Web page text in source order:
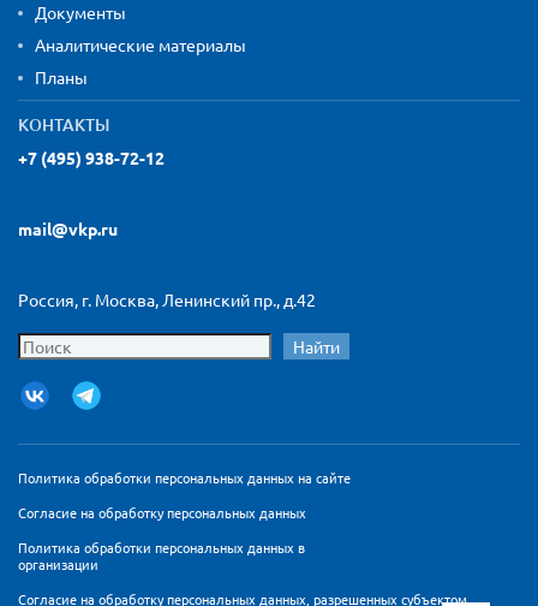
Документы
Аналитические материалы
Планы
КОНТАКТЫ
+7 (495) 938-72-12
mail@vkp.ru
Россия, г. Москва, Ленинский пр., д.42
Найти
Политика обработки персональных данных на сайте
Согласие на обработку персональных данных
Политика обработки персональных данных в
организации
Согласие на обработку персональных данных, разрешенных субъектом